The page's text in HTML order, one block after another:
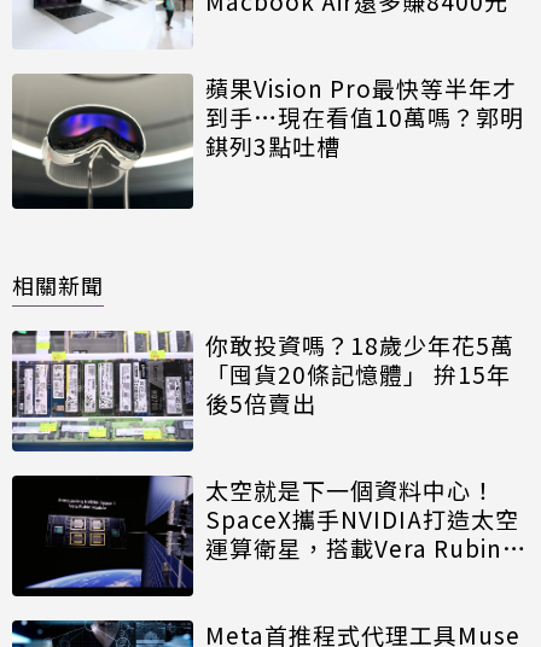
蘋果Vision Pro最快等半年才
到手…現在看值10萬嗎？郭明
錤列3點吐槽
相關新聞
你敢投資嗎？18歲少年花5萬
「囤貨20條記憶體」 拚15年
後5倍賣出
太空就是下一個資料中心！
SpaceX攜手NVIDIA打造太空
運算衛星，搭載Vera Rubin運
Meta首推程式代理工具Muse